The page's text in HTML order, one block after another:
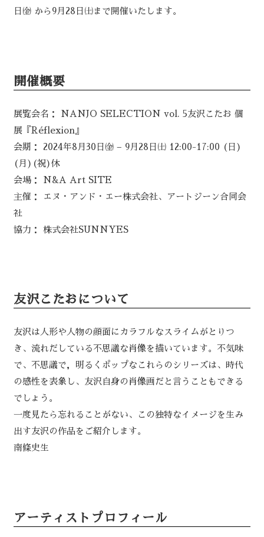
日㈮ から9月28日㈯まで開催いたします。
開催概要
展覧会名： NANJO SELECTION vol. 5友沢こたお 個
展『Réflexion』
会期： 2024年8月30日㈮ – 9月28日㈯ 12:00-17:00 (日)
(月)(祝)休
会場： N&A Art SITE
主催： エヌ・アンド・エー株式会社、アートジーン合同会
社
協力： 株式会社SUNNYES
友沢こたおについて
友沢は人形や人物の顔面にカラフルなスライムがとりつ
き、流れだしている不思議な肖像を描いています。不気味
で、不思議で，明るくポップなこれらのシリーズは、時代
の感性を表象し、友沢自身の肖像画だと言うこともできる
でしょう。
一度見たら忘れることがない、この独特なイメージを生み
出す友沢の作品をご紹介します。
南條史生
アーティストプロフィール